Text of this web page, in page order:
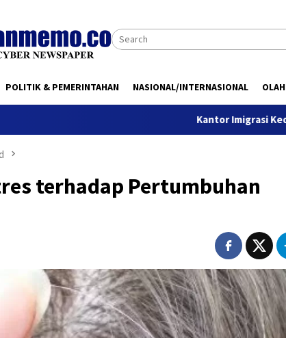
POLITIK & PEMERINTAHAN NASIONAL/INTERNASIONAL
Kantor Imigrasi Kediri Deportasi
terhadap Pertumbuhan